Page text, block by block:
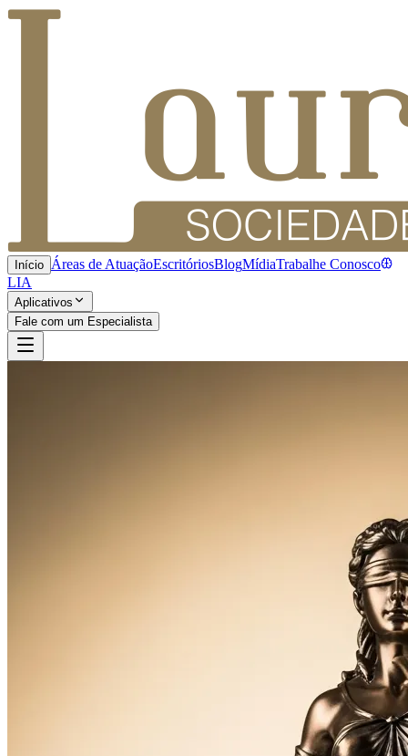
Início Áreas de AtuaçãoEscritóriosBlogMídiaTrabalhe Conosco
LIA
Aplicativos
Fale com um Especialista